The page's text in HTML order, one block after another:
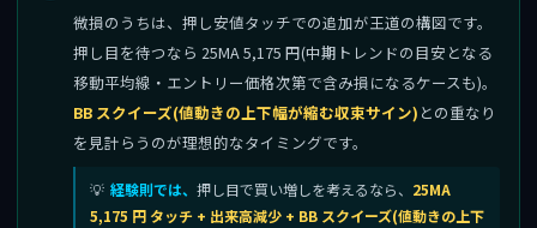
微損のうちは、押し安値タッチでの追加が王道の構図です。
押し目を待つなら 25MA 5,175 円(中期トレンドの目安となる
移動平均線・エントリー価格次第で含み損になるケースも)。
BB スクイーズ(値動きの上下幅が縮む収束サイン) との重なり
を見計らうのが理想的なタイミングです。
経験則では、 押し目で買い増しを考えるなら、 25MA
5,175 円 タッチ + 出来高減少 + BB スクイーズ(値動きの上下